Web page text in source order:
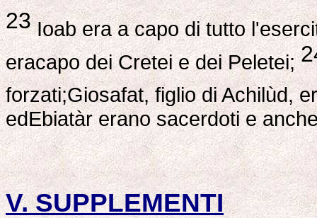
23Ioab era a capo di tutto
eracapo dei Cretei e dei Peletei;
forzati;Giosafat, figlio di Achilùd,
edEbiatàr erano sacerdoti e
V. SUPPLEMENTI